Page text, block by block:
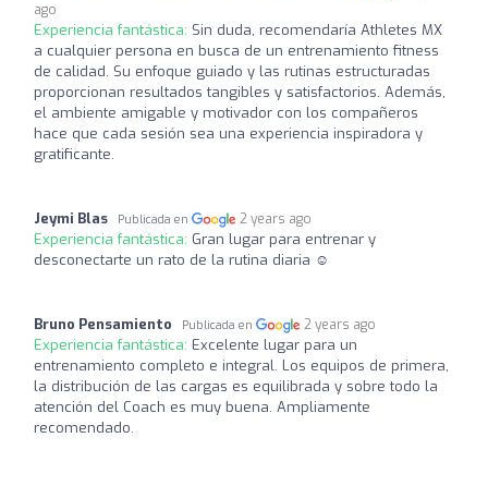
ago
Experiencia fantástica: Sin duda, recomendaría Athletes MX
a cualquier persona en busca de un entrenamiento fitness
de calidad. Su enfoque guiado y las rutinas estructuradas
proporcionan resultados tangibles y satisfactorios. Además,
el ambiente amigable y motivador con los compañeros
hace que cada sesión sea una experiencia inspiradora y
gratificante.
Jeymi Blas Publicada en 2 years ago
Experiencia fantástica: Gran lugar para entrenar y
desconectarte un rato de la rutina diaria ☺️
Bruno Pensamiento Publicada en 2 years ago
Experiencia fantástica: Excelente lugar para un
entrenamiento completo e integral. Los equipos de primera,
la distribución de las cargas es equilibrada y sobre todo la
atención del Coach es muy buena. Ampliamente
recomendado.